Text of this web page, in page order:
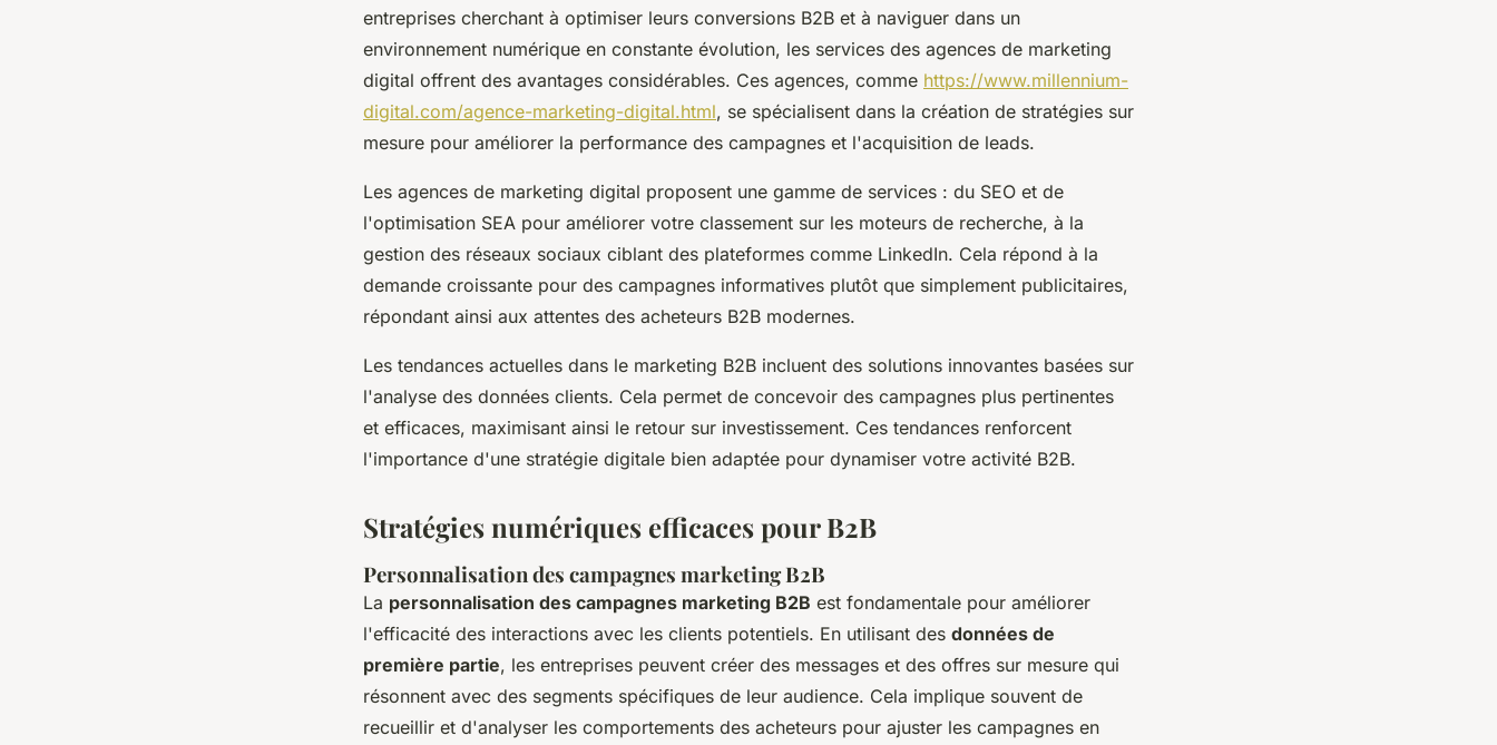
entreprises cherchant à optimiser leurs conversions B2B et à naviguer dans un
environnement numérique en constante évolution, les services des agences de marketing
digital offrent des avantages considérables. Ces agences, comme https://www.millennium-
digital.com/agence-marketing-digital.html, se spécialisent dans la création de stratégies sur
mesure pour améliorer la performance des campagnes et l'acquisition de leads.
Les agences de marketing digital proposent une gamme de services : du SEO et de
l'optimisation SEA pour améliorer votre classement sur les moteurs de recherche, à la
gestion des réseaux sociaux ciblant des plateformes comme LinkedIn. Cela répond à la
demande croissante pour des campagnes informatives plutôt que simplement publicitaires,
répondant ainsi aux attentes des acheteurs B2B modernes.
Les tendances actuelles dans le marketing B2B incluent des solutions innovantes basées sur
l'analyse des données clients. Cela permet de concevoir des campagnes plus pertinentes
et efficaces, maximisant ainsi le retour sur investissement. Ces tendances renforcent
l'importance d'une stratégie digitale bien adaptée pour dynamiser votre activité B2B.
Stratégies numériques efficaces pour B2B
Personnalisation des campagnes marketing B2B
La personnalisation des campagnes marketing B2B est fondamentale pour améliorer
l'efficacité des interactions avec les clients potentiels. En utilisant des données de
première partie, les entreprises peuvent créer des messages et des offres sur mesure qui
résonnent avec des segments spécifiques de leur audience. Cela implique souvent de
recueillir et d'analyser les comportements des acheteurs pour ajuster les campagnes en